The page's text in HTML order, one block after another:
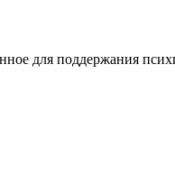
для поддержания